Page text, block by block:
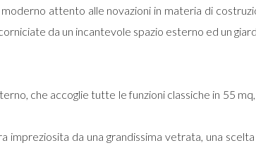
attento alle novazioni in materia di
da un incantevole spazio esterno ed un
che accoglie tutte le funzioni classiche in 55
impreziosita da una grandissima vetrata, una